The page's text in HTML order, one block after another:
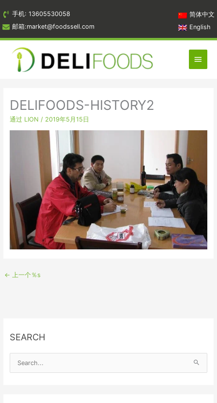
到
内
容
手机: 13605530058
邮箱:market@foodssell.com
简体中文
English
主
菜
DELIFOODS-HISTORY2
通过 LION / 2019年5月15日
← 上一个％s
SEARCH